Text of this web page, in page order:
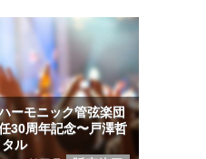
ーモニック管弦楽団
30周年記念〜戸澤哲
ル